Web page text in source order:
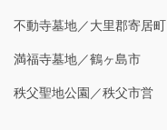
不動寺墓地／大里郡寄居町
満福寺墓地／鶴ヶ島市
秩父聖地公園／秩父市営